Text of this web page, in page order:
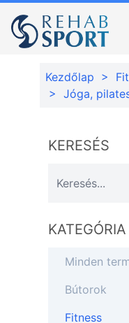
Kezdőlap >
>
Jóga,
KERESÉS
Minden
Bútorok
Fitness